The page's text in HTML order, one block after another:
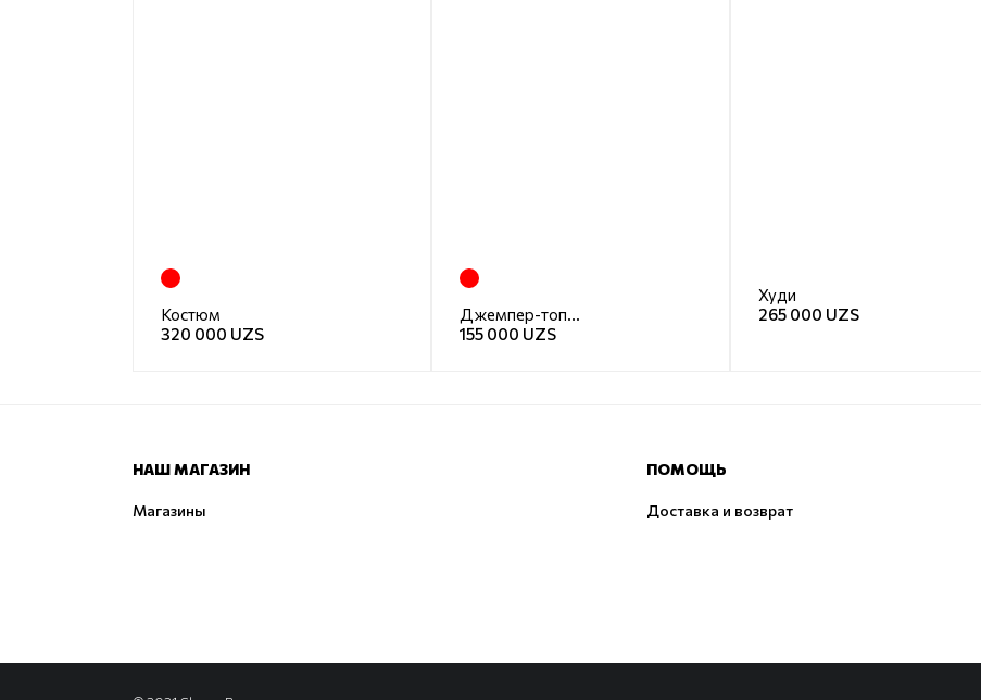
Костюм
320 000 UZS
Джемпер-топ база
155 000 UZS
Худи
265 000 UZS
НАШ МАГАЗИН
Магазины
ПОМОЩЬ
Доставка и возврат